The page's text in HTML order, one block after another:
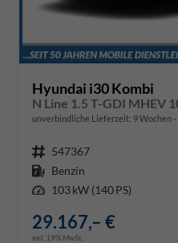
Hyundai i30 Kombi
unverbindliche Lieferzeit: 9 Wochen
Fahrzeugnr. 547367
Kraftstoff Benzin
Leistung 103 kW (140 PS)
29.167,– €
incl. 19% MwSt.